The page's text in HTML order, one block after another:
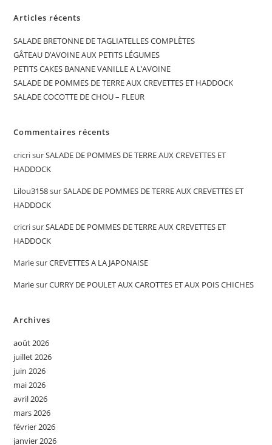
Articles récents
SALADE BRETONNE DE TAGLIATELLES COMPLÈTES
GÂTEAU D’AVOINE AUX PETITS LÉGUMES
PETITS CAKES BANANE VANILLE A L’AVOINE
SALADE DE POMMES DE TERRE AUX CREVETTES ET HADDOCK
SALADE COCOTTE DE CHOU – FLEUR
Commentaires récents
cricrisurSALADE DE POMMES DE TERRE AUX CREVETTES ET
HADDOCK
Lilou3158surSALADE DE POMMES DE TERRE AUX CREVETTES ET
HADDOCK
cricrisurSALADE DE POMMES DE TERRE AUX CREVETTES ET
HADDOCK
MariesurCREVETTES A LA JAPONAISE
MariesurCURRY DE POULET AUX CAROTTES ET AUX POIS CHICHES
Archives
août 2026
juillet 2026
juin 2026
mai 2026
avril 2026
mars 2026
février 2026
janvier 2026